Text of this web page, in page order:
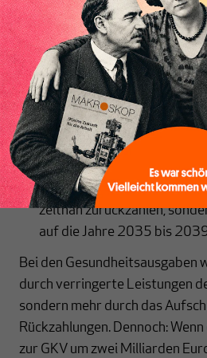
Inhaltsverzeichnis
dauerhaft um zwei
Milliarden Euro) zu kappen.
Die andere – am monetären
sogar größere Maßnahme
liegt in der Verschiebung
Darlehensrückzahlungen:
Gesundheitsfonds
Milliarden Euro nicht wie
zeitnah zurückzahlen,
auf die Jahre 2035 bis
Bei den Gesundheitsausgaben
durch verringerte Leistungen
sondern mehr durch das
Rückzahlungen. Dennoch:
zur GKV um zwei Milliarden